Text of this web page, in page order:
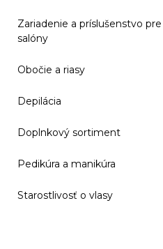
Zariadenie a príslušenstvo pre
salóny
Obočie a riasy
Depilácia
Doplnkový sortiment
Pedikúra a manikúra
Starostlivosť o vlasy